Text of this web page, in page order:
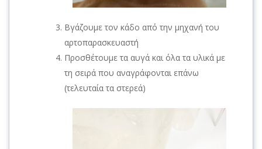
Βγάζουμε τον κάδο από την μηχανή του
αρτοπαρασκευαστή
Προσθέτουμε τα αυγά και όλα τα υλικά με
τη σειρά που αναγράφονται επάνω
(τελευταία τα στερεά)